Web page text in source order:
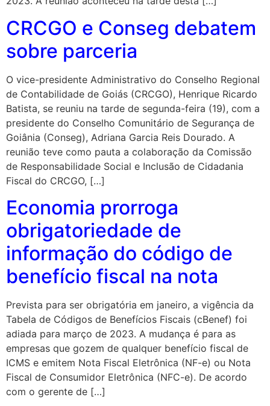
CRCGO e Conseg debatem
sobre parceria
O vice-presidente Administrativo do Conselho Regional
de Contabilidade de Goiás (CRCGO), Henrique Ricardo
Batista, se reuniu na tarde de segunda-feira (19), com a
presidente do Conselho Comunitário de Segurança de
Goiânia (Conseg), Adriana Garcia Reis Dourado. A
reunião teve como pauta a colaboração da Comissão
de Responsabilidade Social e Inclusão de Cidadania
Fiscal do CRCGO, […]
Economia prorroga
obrigatoriedade de
informação do código de
benefício fiscal na nota
Prevista para ser obrigatória em janeiro, a vigência da
Tabela de Códigos de Benefícios Fiscais (cBenef) foi
adiada para março de 2023. A mudança é para as
empresas que gozem de qualquer benefício fiscal de
ICMS e emitem Nota Fiscal Eletrônica (NF-e) ou Nota
Fiscal de Consumidor Eletrônica (NFC-e). De acordo
com o gerente de […]